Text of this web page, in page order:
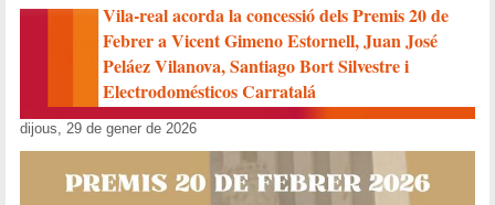
Vila-real acorda la concessió dels Premis 20 de
Febrer a Vicent Gimeno Estornell, Juan José
Peláez Vilanova, Santiago Bort Silvestre i
Electrodomésticos Carratalá
dijous, 29 de gener de 2026